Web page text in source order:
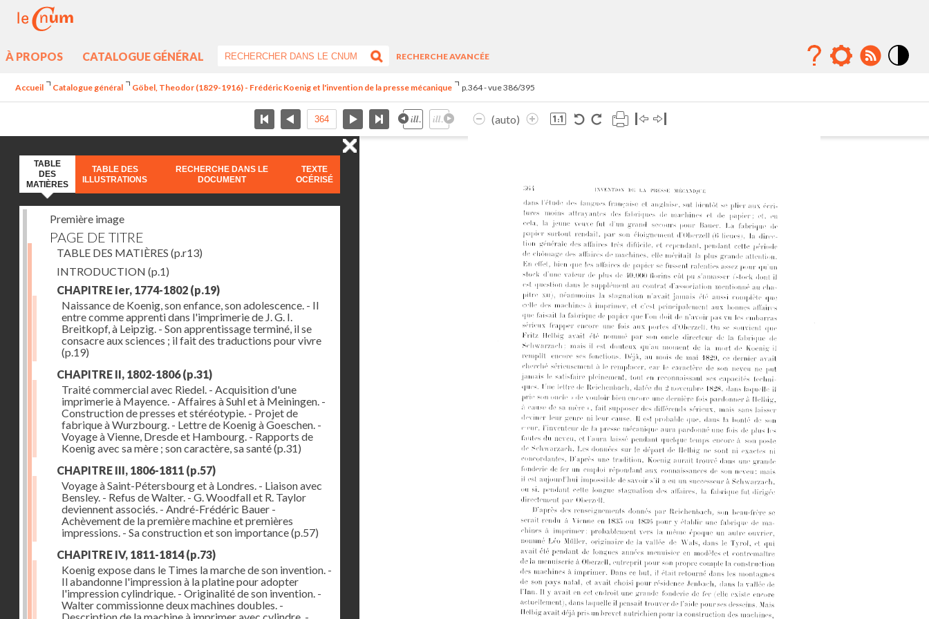
À PROPOS CATALOGUE GÉNÉRAL
RECHERCHE AVANCÉE
Accueil Catalogue général Göbel, Theodor (1829-1916) - Frédéric Koenig et l'invention de la presse mécanique p.364 - vue 386/395
(auto)
TABLE
DES
MATIÈRES
TABLE DES
ILLUSTRATIONS
RECHERCHE DANS LE
DOCUMENT
TEXTE
OCÉRISÉ
Première image
PAGE DE TITRE
TABLE DES MATIÈRES (p.r13)
INTRODUCTION (p.1)
CHAPITRE Ier, 1774-1802 (p.19)
Naissance de Koenig, son enfance, son adolescence. - Il
entre comme apprenti dans l'imprimerie de J. G. I.
Breitkopf, à Leipzig. - Son apprentissage terminé, il se
consacre aux sciences ; il fait des traductions pour vivre
(p.19)
CHAPITRE II, 1802-1806(p.31)
Traité commercial avec Riedel. - Acquisition d'une
imprimerie à Mayence. - Affaires à Suhl et à Meiningen. -
Construction de presses et stéréotypie. - Projet de
fabrique à Wurzbourg. - Lettre de Koenig à Goeschen. -
Voyage à Vienne, Dresde et Hambourg. - Rapports de
Koenig avec sa mère ; son caractère, sa santé(p.31)
CHAPITRE III, 1806-1811 (p.57)
Voyage à Saint-Pétersbourg et à Londres. - Liaison avec
Bensley. - Refus de Walter. - G. Woodfall et R. Taylor
deviennent associés. - André-Frédéric Bauer -
Achèvement de la première machine et premières
impressions. - Sa construction et son importance(p.57)
CHAPITRE IV, 1811-1814(p.73)
Koenig expose dans le Times la marche de son invention. -
Il abandonne l'impression à la platine pour adopter
l'impression cylindrique. - Originalité de son invention. -
Walter commissionne deux machines doubles. -